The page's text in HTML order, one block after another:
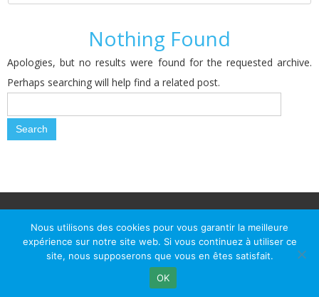
Nothing Found
Apologies, but no results were found for the requested archive.
Perhaps searching will help find a related post.
Mairie du Passage d'Agen, BP 7, place du Général de Gaulle, 47520
Le Passage d'Agen - Téléphone: +33 5 53 77 18 77
Nous utilisons des cookies pour vous garantir la meilleure
expérience sur notre site web. Si vous continuez à utiliser ce
site, nous supposerons que vous en êtes satisfait.
OK